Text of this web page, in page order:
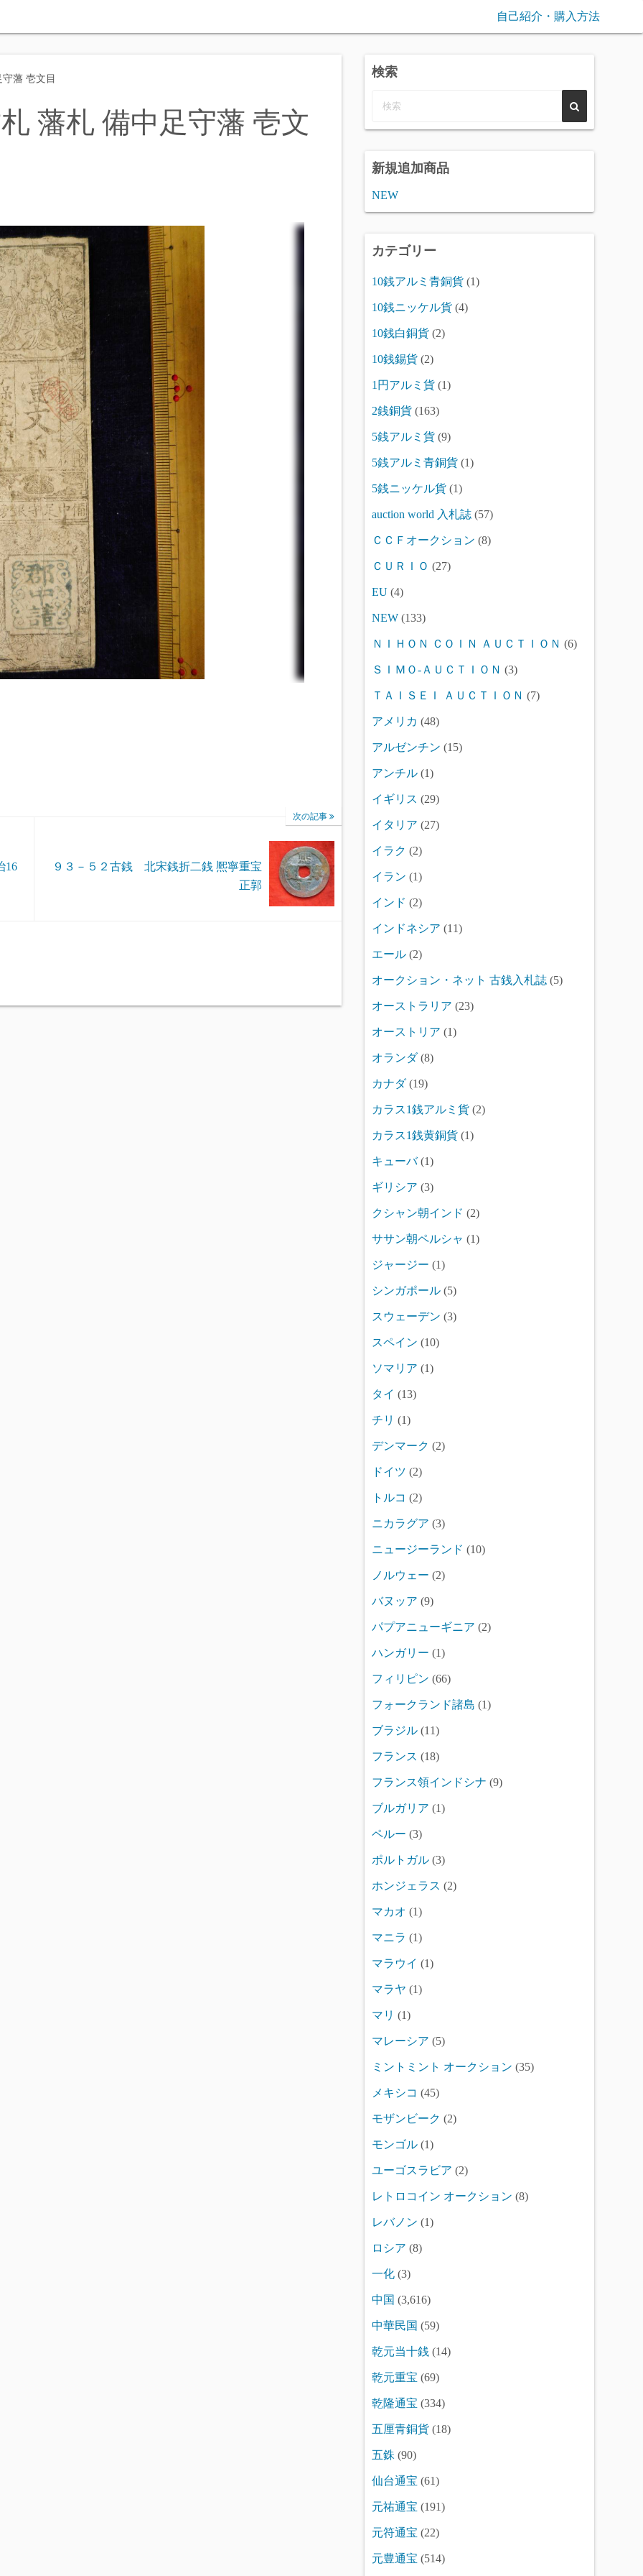
自己紹介・購入方法
藩 壱文目
藩札 備中足守藩 壱文
16
次の記事
９３－５２古銭 北宋銭折二銭 熈寧重宝
正郭
検索
新規追加商品
NEW
カテゴリー
10銭アルミ青銅貨 (1)
10銭ニッケル貨 (4)
10銭白銅貨 (2)
10銭錫貨 (2)
1円アルミ貨 (1)
2銭銅貨 (163)
5銭アルミ貨 (9)
5銭アルミ青銅貨 (1)
5銭ニッケル貨 (1)
auction world 入札誌 (57)
ＣＣＦオークション (8)
ＣＵＲＩＯ (27)
EU (4)
NEW (133)
ＮＩＨＯＮ ＣＯＩＮ ＡＵＣＴＩＯＮ (6)
ＳＩＭＯ-ＡＵＣＴＩＯＮ (3)
ＴＡＩＳＥＩ ＡＵＣＴＩＯＮ (7)
アメリカ (48)
アルゼンチン (15)
アンチル (1)
イギリス (29)
イタリア (27)
イラク (2)
イラン (1)
インド (2)
インドネシア (11)
エール (2)
オークション・ネット 古銭入札誌 (5)
オーストラリア (23)
オーストリア (1)
オランダ(8)
カナダ(19)
カラス1銭アルミ貨 (2)
カラス1銭黄銅貨 (1)
キューバ(1)
ギリシア (3)
クシャン朝インド (2)
ササン朝ペルシャ (1)
ジャージー (1)
シンガポール (5)
スウェーデン (3)
スペイン (10)
ソマリア (1)
タイ (13)
チリ (1)
デンマーク (2)
ドイツ (2)
トルコ (2)
ニカラグア (3)
ニュージーランド (10)
ノルウェー (2)
バヌッア (9)
パプアニューギニア (2)
ハンガリー (1)
フィリピン (66)
フォークランド諸島 (1)
ブラジル (11)
フランス (18)
フランス領インドシナ (9)
ブルガリア (1)
ペルー (3)
ポルトガル (3)
ホンジェラス (2)
マカオ (1)
マニラ (1)
マラウイ (1)
マラヤ (1)
マリ (1)
マレーシア (5)
ミントミント オークション (35)
メキシコ (45)
モザンビーク (2)
モンゴル (1)
ユーゴスラビア (2)
レトロコイン オークション (8)
レバノン (1)
ロシア (8)
一化 (3)
中国 (3,616)
中華民国 (59)
乾元当十銭 (14)
乾元重宝 (69)
乾隆通宝 (334)
五厘青銅貨 (18)
五銖 (90)
仙台通宝 (61)
元祐通宝 (191)
元符通宝 (22)
元豊通宝 (514)